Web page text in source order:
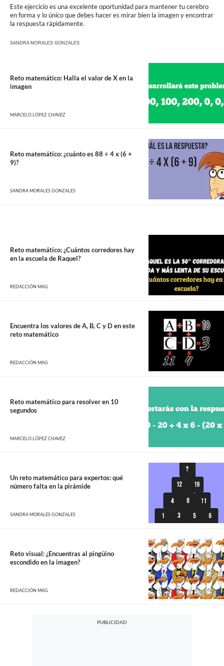
Este ejercicio es una excelente oportunidad para mantener tu cerebro
en forma y lo único que debes hacer es mirar bien la imagen y encontrar
la respuesta rápidamente.
SANDRA MORALES GONZALES
Reto matemático: Halla el valor de X en la
imagen
MARCELO LÓPEZ CHAVEZ
Reto matemático: ¿cuánto es 88 ÷ 4 x (6 +
9)?
SANDRA MORALES GONZALES
Reto matemático: ¿Cuántos corredores hay
en la escuela de Raquel?
REDACCIÓN MAG
Encuentra los valores de A, B, C y D en este
reto matemático
REDACCIÓN MAG
Reto matemático para resolver en 10
segundos
MARCELO LÓPEZ CHAVEZ
Un reto matemático para expertos: qué
número falta en la pirámide
SANDRA MORALES GONZALES
Reto visual: ¿Encuentras al pingüino
escondido en la imagen?
REDACCIÓN MAG